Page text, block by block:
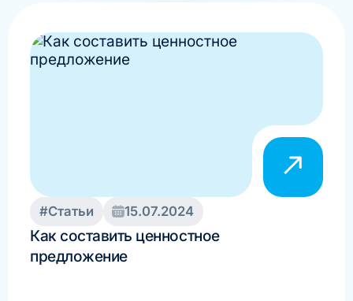
#Статьи 15.07.2024
Как составить ценностное
предложение